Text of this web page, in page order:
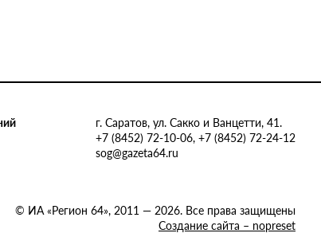
г. Саратов, ул. Сакко и Ванцетти, 41.
+7 (8452) 72-10-06, +7 (8452) 72-24-12
sog@gazeta64.ru
© ИА «Регион 64», 2011 — 2026. Все права защищены
Создание сайта – nopreset